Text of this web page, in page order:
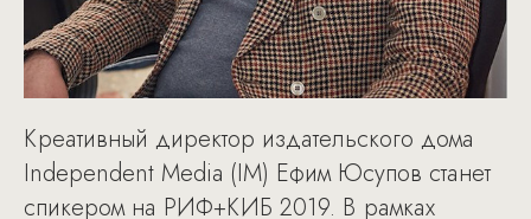
Креативный директор издательского дома
Independent Media (IM) Ефим Юсупов станет
спикером на РИФ+КИБ 2019. В рамках